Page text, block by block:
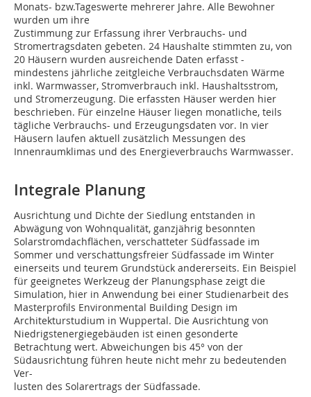
Monats- bzw.Tageswerte mehrerer Jahre. Alle Bewohner
wurden um ihre
Zustimmung zur Erfassung ihrer Verbrauchs- und
Stromertragsdaten gebeten. 24 Haushalte stimmten zu, von
20 Häusern wurden ausreichende Daten erfasst -
mindestens jähr­liche zeitgleiche Verbrauchsdaten Wärme
inkl. Warmwasser, Stromverbrauch inkl. Haushalts­strom,
und Stromerzeugung. Die erfassten Häuser werden hier
beschrieben. Für einzelne Häuser liegen monatliche, teils
tägliche Verbrauchs- und Erzeugungsdaten vor. In vier
Häusern laufen aktuell zusätzlich Messungen des
Innenraumklimas und des Energieverbrauchs Warmwasser.
Integrale Planung
Ausrichtung und Dichte der Siedlung entstanden in
Abwägung von Wohnqualität, ganzjährig besonnten
Solarstromdachflächen, verschatteter Südfassade im
Sommer und verschattungsfreier Südfassade im Winter
einerseits und teurem Grundstück andererseits. Ein Beispiel
für geeignetes Werk­zeug der Planungsphase zeigt die
Simulation, hier in Anwendung bei einer Studienarbeit des
Masterprofils Environmental Building Design im
Architekturstudium in Wuppertal. Die Ausrichtung von
Niedrigstenergiegebäuden ist einen gesonderte
Betrachtung wert. Abweichungen bis 45° von der
Südausrichtung führen heute nicht mehr zu bedeutenden
Ver-
lusten des Solarertrags der Südfassade.